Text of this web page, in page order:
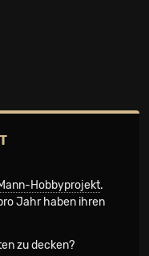
Hobbyprojekt.
Jahr haben ihren
zu decken?